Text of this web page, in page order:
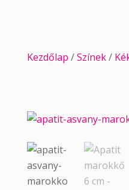
Kezdőlap /Színek/